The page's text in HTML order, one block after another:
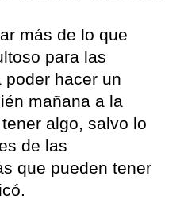
más de lo que
para las
poder hacer un
mañana a la
algo, salvo lo
de las
que pueden tener